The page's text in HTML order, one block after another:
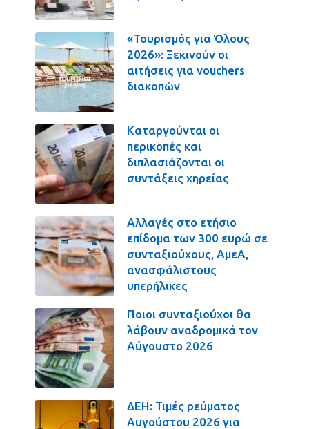
«Τουρισμός για Όλους
2026»: Ξεκινούν οι
αιτήσεις για vouchers
διακοπών
Καταργούνται οι
περικοπές και
διπλασιάζονται οι
συντάξεις χηρείας
Αλλαγές στο ετήσιο
επίδομα των 300 ευρώ σε
συνταξιούχους, ΑμεΑ,
ανασφάλιστους
υπερήλικες
Ποιοι συνταξιούχοι θα
λάβουν αναδρομικά τον
Αύγουστο 2026
ΔΕΗ: Τιμές ρεύματος
Αυγούστου 2026 για